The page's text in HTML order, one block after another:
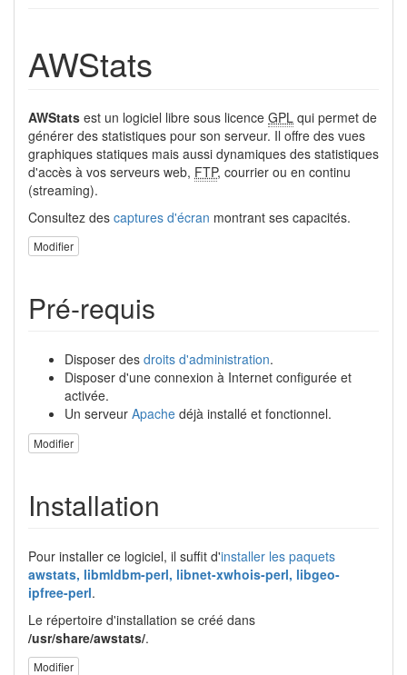
AWStats
AWStats est un logiciel libre sous licence GPL qui permet de
générer des statistiques pour son serveur. Il offre des vues
graphiques statiques mais aussi dynamiques des statistiques
d'accès à vos serveurs web, FTP, courrier ou en continu
(streaming).
Consultez des captures d'écran montrant ses capacités.
Modifier
Pré-requis
Disposer des droits d'administration.
Disposer d'une connexion à Internet configurée et
activée.
Un serveur Apache déjà installé et fonctionnel.
Modifier
Installation
Pour installer ce logiciel, il suffit d'installer les paquets
awstats, libmldbm-perl, libnet-xwhois-perl, libgeo-
ipfree-perl.
Le répertoire d'installation se créé dans
/usr/share/awstats/.
Modifier